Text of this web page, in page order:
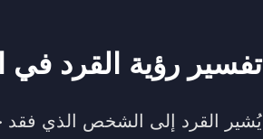
تفسير رؤية القرد في
يُشير القرد إلى الشخص الذي